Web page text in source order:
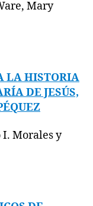
Mary
LA HISTORIA
DE JESÚS,
I. Morales y